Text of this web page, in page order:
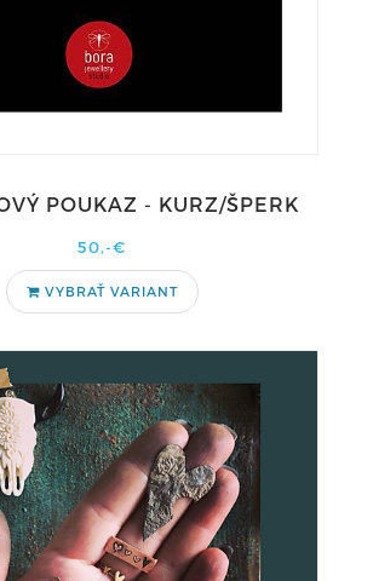
POUKAZ - KURZ/ŠPERK
50,-€
VYBRAŤ VARIANT